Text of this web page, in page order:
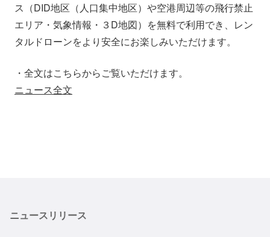
ス（DID地区（人口集中地区）や空港周辺等の飛行禁止
エリア・気象情報・３D地図）を無料で利用でき、レン
タルドローンをより安全にお楽しみいただけます。
・全文はこちらからご覧いただけます。
ニュース全文
ニュースリリース